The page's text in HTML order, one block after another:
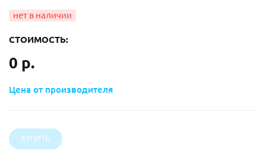
СТОИМОСТЬ:
0 р.
Цена от производителя